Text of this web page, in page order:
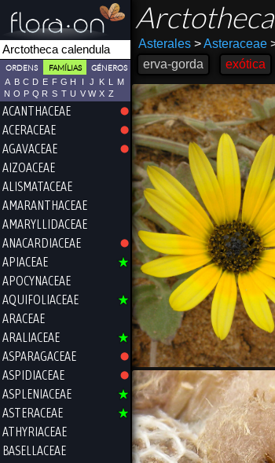
ORDENS FAMÍLIAS GÉNEROS
A B C D E F G H I J K L
M
N O P Q R S T U V W X Z
ACANTHACEAE
ACERACEAE
AGAVACEAE
AIZOACEAE
ALISMATACEAE
AMARANTHACEAE
AMARYLLIDACEAE
ANACARDIACEAE
APIACEAE
APOCYNACEAE
AQUIFOLIACEAE
ARACEAE
ARALIACEAE
ASPARAGACEAE
ASPIDIACEAE
ASPLENIACEAE
ASTERACEAE
ATHYRIACEAE
BASELLACEAE
Asterales >Asteraceae
erva-gorda
exótica